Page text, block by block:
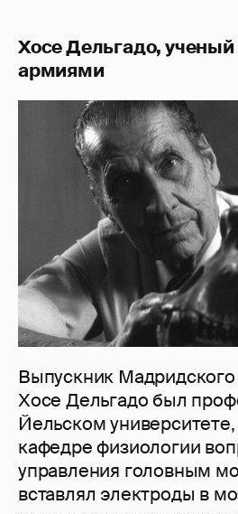
Хосе Дельгадо,
армиями
Выпускник Мадридского
Хосе Дельгадо был
Йельском университете,
кафедре физиологии
управления головным
вставлял электроды в